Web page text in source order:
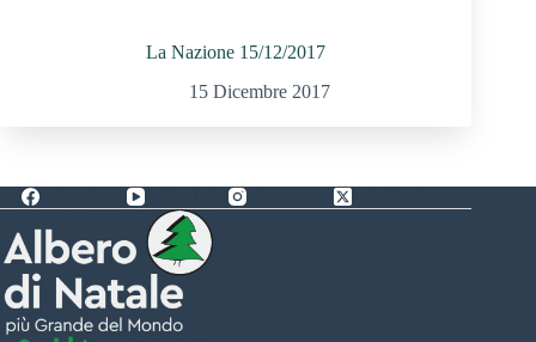
La Nazione 15/12/2017
15 Dicembre 2017
Facebook